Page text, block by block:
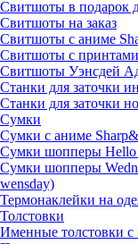
Свитшоты в подарок
Свитшоты на заказ
Свитшоты с аниме
Свитшоты с
Свитшоты Уэнсдей
Станки для заточки
Станки для заточки
Сумки
Сумки с аниме
Сумки шопперы
Сумки шопперы
wensday)
Термонаклейки на
Толстовки
Именные толстовки